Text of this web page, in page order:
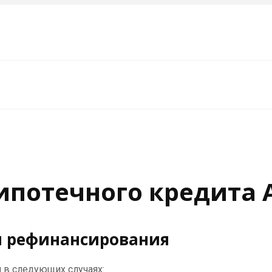
рефинансирования
в следующих случаях: